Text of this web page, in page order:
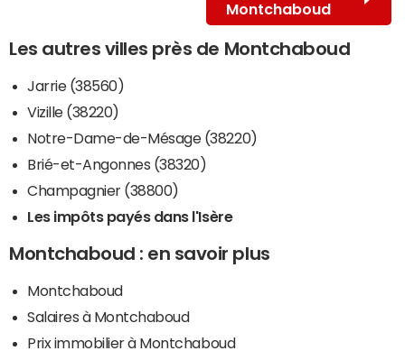
Montchaboud
Les autres villes près de Montchaboud
Jarrie (38560)
Vizille (38220)
Notre-Dame-de-Mésage (38220)
Brié-et-Angonnes (38320)
Champagnier (38800)
Les impôts payés dans l'Isère
Montchaboud : en savoir plus
Montchaboud
Salaires à Montchaboud
Prix immobilier à Montchaboud